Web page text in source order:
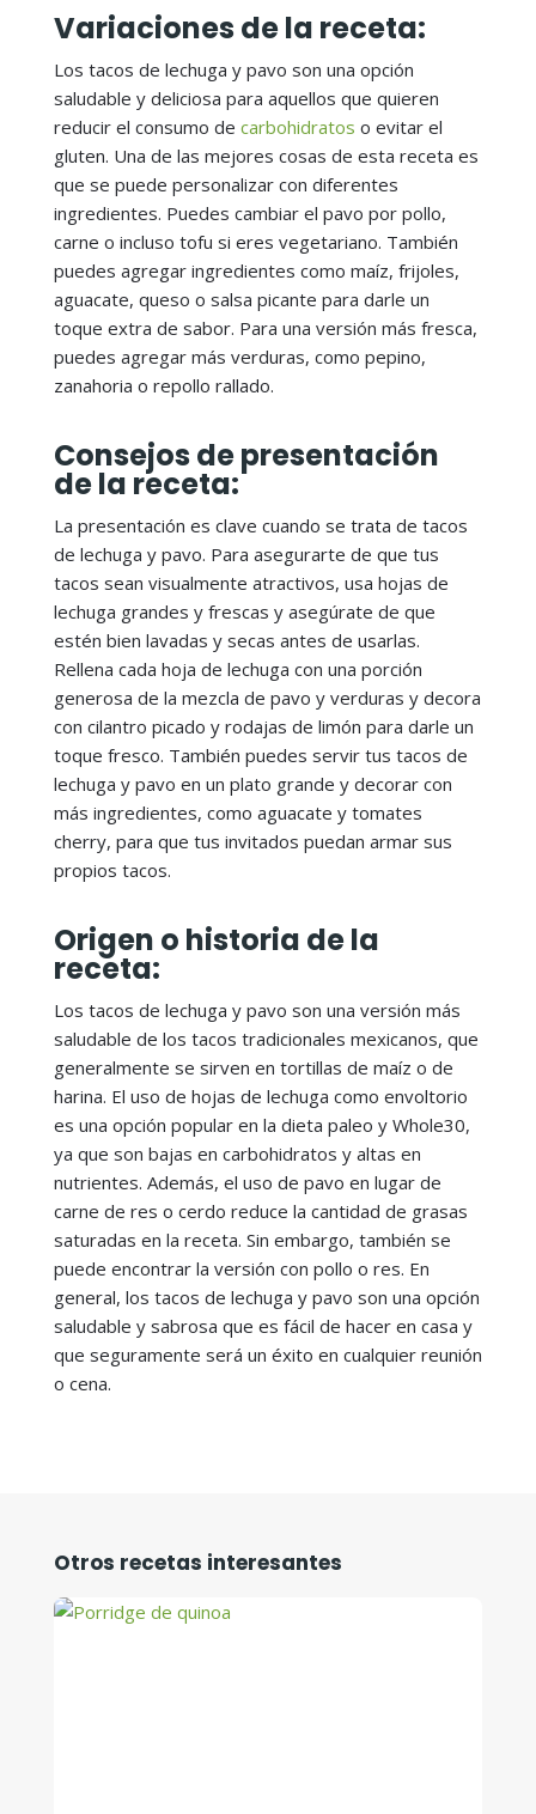
Variaciones de la receta:
Los tacos de lechuga y pavo son una opción
saludable y deliciosa para aquellos que quieren
reducir el consumo de carbohidratos o evitar el
gluten. Una de las mejores cosas de esta receta es
que se puede personalizar con diferentes
ingredientes. Puedes cambiar el pavo por pollo,
carne o incluso tofu si eres vegetariano. También
puedes agregar ingredientes como maíz, frijoles,
aguacate, queso o salsa picante para darle un
toque extra de sabor. Para una versión más fresca,
puedes agregar más verduras, como pepino,
zanahoria o repollo rallado.
Consejos de presentación
de la receta:
La presentación es clave cuando se trata de tacos
de lechuga y pavo. Para asegurarte de que tus
tacos sean visualmente atractivos, usa hojas de
lechuga grandes y frescas y asegúrate de que
estén bien lavadas y secas antes de usarlas.
Rellena cada hoja de lechuga con una porción
generosa de la mezcla de pavo y verduras y decora
con cilantro picado y rodajas de limón para darle un
toque fresco. También puedes servir tus tacos de
lechuga y pavo en un plato grande y decorar con
más ingredientes, como aguacate y tomates
cherry, para que tus invitados puedan armar sus
propios tacos.
Origen o historia de la
receta:
Los tacos de lechuga y pavo son una versión más
saludable de los tacos tradicionales mexicanos, que
generalmente se sirven en tortillas de maíz o de
harina. El uso de hojas de lechuga como envoltorio
es una opción popular en la dieta paleo y Whole30,
ya que son bajas en carbohidratos y altas en
nutrientes. Además, el uso de pavo en lugar de
carne de res o cerdo reduce la cantidad de grasas
saturadas en la receta. Sin embargo, también se
puede encontrar la versión con pollo o res. En
general, los tacos de lechuga y pavo son una opción
saludable y sabrosa que es fácil de hacer en casa y
que seguramente será un éxito en cualquier reunión
o cena.
Otros recetas interesantes